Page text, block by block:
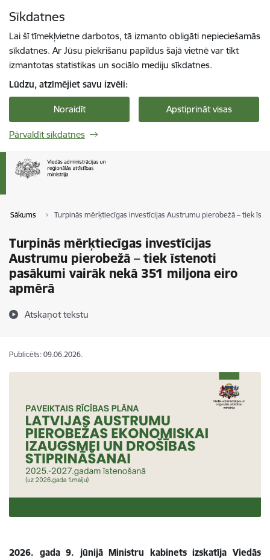
Sīkdatnes
Lai šī tīmekļvietne darbotos, tā izmanto obligāti nepieciešamās
sīkdatnes. Ar Jūsu piekrišanu papildus šajā vietnē var tikt
izmantotas statistikas un sociālo mediju sīkdatnes.
Lūdzu, atzīmējiet savu izvēli:
Noraidīt Apstiprināt visas
Pārvaldīt sīkdatnes
Sākums Turpinās mērķtiecīgas investīcijas Austrumu pierobežā – tiek
Turpinās mērķtiecīgas investīcijas
Austrumu pierobežā – tiek īstenoti
pasākumi vairāk nekā 351 miljona eiro
apmērā
Atskaņot tekstu
Publicēts: 09.06.2026.
2026. gada 9. jūnijā Ministru kabinets izskatīja Viedās